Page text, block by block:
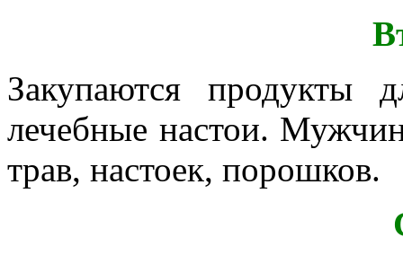
Закупаются продукты
лечебные настои.
трав, настоек, порошков.